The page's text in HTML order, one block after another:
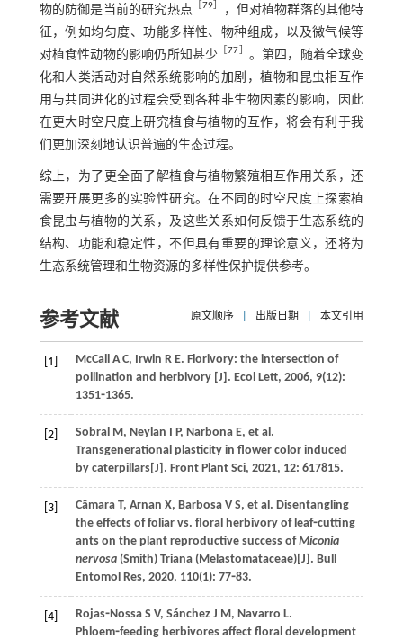
物的防御是当前的研究热点 ［79］
，但对植物群落的其他特
征，例如均匀度、功能多样性、物种组成，以及微气候等
对植食性动物的影响仍所知甚少 ［77］ 。第四，随着全球变
化和人类活动对自然系统影响的加剧，植物和昆虫相互作
用与共同进化的过程会受到各种非生物因素的影响，因此
在更大时空尺度上研究植食与植物的互作，将会有利于我
们更加深刻地认识普遍的生态过程。
综上，为了更全面了解植食与植物繁殖相互作用关系，还
需要开展更多的实验性研究。在不同的时空尺度上探索植
食昆虫与植物的关系，及这些关系如何反馈于生态系统的
结构、功能和稳定性，不但具有重要的理论意义，还将为
生态系统管理和生物资源的多样性保护提供参考。
参考文献 原文顺序 出版日期 本文引用
[1] McCall A C, Irwin R E. Florivory: the intersection of
pollination and herbivory [J]. Ecol Lett, 2006, 9(12):
1351⁃1365.
[2] Sobral M, Neylan I P, Narbona E, et al .
Transgenerational plasticity in flower color induced
by caterpillars[J]. Front Plant Sci, 2021, 12: 617815.
[3] Câmara T, Arnan X, Barbosa V S, et al . Disentangling
the effects of foliar vs. floral herbivory of leaf⁃cutting
ants on the plant reproductive success ofMiconia
nervosa(Smith) Triana (Melastomataceae)[J]. Bull
Entomol Res, 2020, 110(1): 77⁃83.
[4] Rojas⁃Nossa S V, Sánchez J M, Navarro L.
Phloem⁃feeding herbivores affect floral development